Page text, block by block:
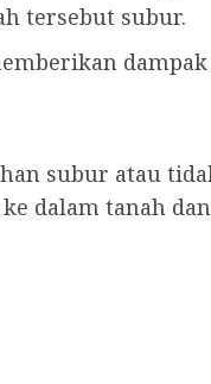
tersebut subur.
subur atau
dalam tanah